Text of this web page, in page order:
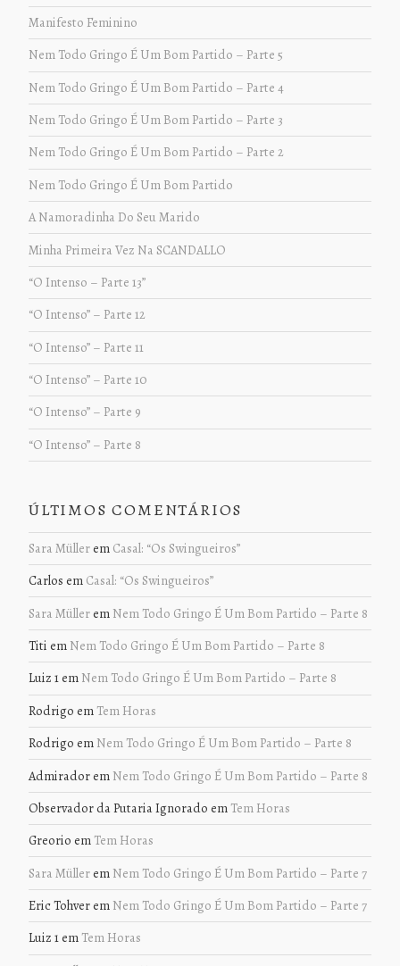
Manifesto Feminino
Nem Todo Gringo É Um Bom Partido – Parte 5
Nem Todo Gringo É Um Bom Partido – Parte 4
Nem Todo Gringo É Um Bom Partido – Parte 3
Nem Todo Gringo É Um Bom Partido – Parte 2
Nem Todo Gringo É Um Bom Partido
A Namoradinha Do Seu Marido
Minha Primeira Vez Na SCANDALLO
“O Intenso – Parte 13”
“O Intenso” – Parte 12
“O Intenso” – Parte 11
“O Intenso” – Parte 10
“O Intenso” – Parte 9
“O Intenso” – Parte 8
ÚLTIMOS COMENTÁRIOS
Sara Müllerem Casal: “Os Swingueiros”
Carlos em Casal: “Os Swingueiros”
Sara Müllerem Nem Todo Gringo É Um Bom Partido – Parte 8
Titi em Nem Todo Gringo É Um Bom Partido – Parte 8
Luiz 1em Nem Todo Gringo É Um Bom Partido – Parte 8
Rodrigo em Tem Horas
Rodrigo em Nem Todo Gringo É Um Bom Partido – Parte 8
Admiradorem Nem Todo Gringo É Um Bom Partido – Parte 8
Observador da Putaria Ignorado em Tem Horas
Greorio em Tem Horas
Sara Müllerem Nem Todo Gringo É Um Bom Partido – Parte 7
Eric Tohverem Nem Todo Gringo É Um Bom Partido – Parte 7
Luiz 1em Tem Horas